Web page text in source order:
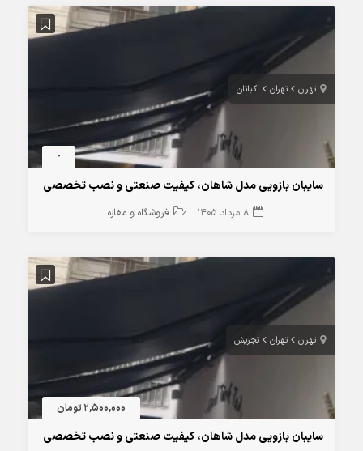
تهران تهران اکباتان
-
سایبان بازویی مدل شاهان، کیفیت صنعتی و نصب تخصصی
8 مرداد 1405 فروشگاه و مغازه
تهران تهران تجریش
2,500,000 تومان
سایبان بازویی مدل شاهان، کیفیت صنعتی و نصب تخصصی